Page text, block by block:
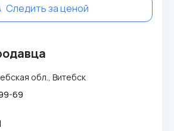
Следить за ценой
обл., Витебск
69